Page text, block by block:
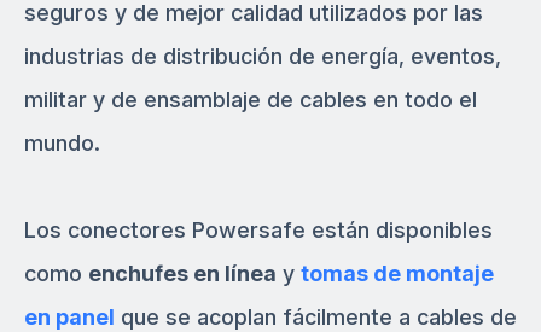
seguros y de mejor calidad utilizados por las
industrias de distribución de energía, eventos,
militar y de ensamblaje de cables en todo el
mundo.
Los conectores Powersafe están disponibles
como enchufes en línea y tomas de montaje
en panel que se acoplan fácilmente a cables de